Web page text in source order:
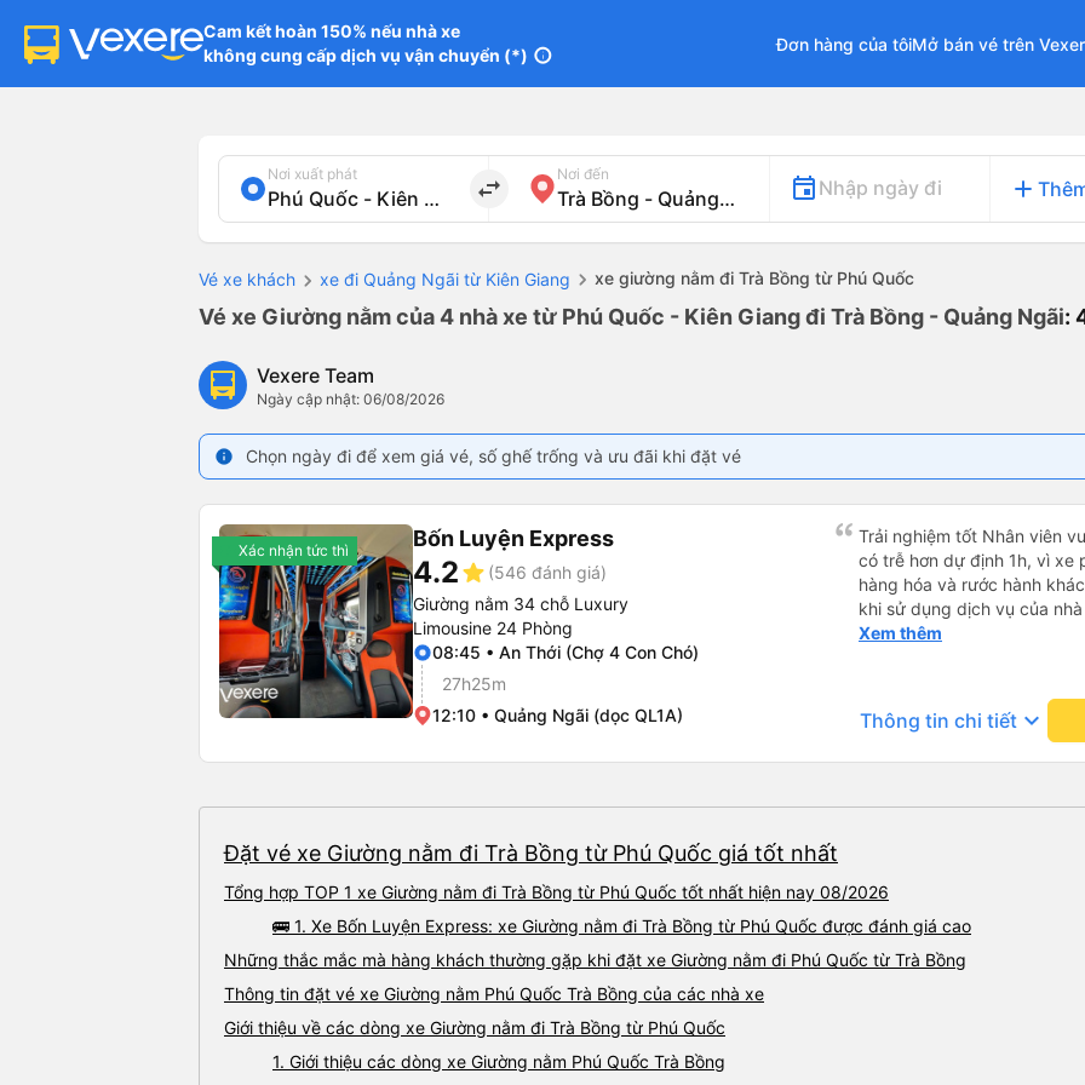
Cam kết hoàn 150% nếu nhà xe
không cung cấp dịch vụ vận chuyển (*) info
Đơn hàng của tôiMở bán vé trên
Nơi xuất phát
import_export
Nơi đến
Nhập ngày đi add
Vé xe khách xe đi Quảng Ngãi từ Kiên Giang xe giường nằm đi Trà Bồng từ Phú Quốc
Vé xe Giường nằm của 4 nhà xe từ Phú Quốc - Kiên Giang đi Trà Bồng - Quảng Ngãi:
Vexere Team
Ngày cập nhật: 06/08/2026
info Chọn ngày đi để xem giá vé, số ghế trống và ưu đãi khi đặt vé
Xác nhận tức thì Bốn Luyện Express
4.2star (546 đánh giá)
Giường nằm 34 chỗ Luxury
Limousine 24 Phòng
08:45 • An Thới (Chợ 4 Con Chó)
27h25m
12:10 • Quảng Ngãi (dọc QL1A)
Trải nghiệm tốt Nhân viên
có trễ hơn dự định 1h, vì xe
hàng hóa và rước hành
khi sử dụng dịch vụ của
thiệu cho người thân sử
Xem thêm
Thông tin chi tiết keyboard_arrow_down
Đặt vé xe Giường nằm đi Trà Bồng từ Phú Quốc giá tốt nhất
Tổng hợp TOP 1 xe Giường nằm đi Trà Bồng từ Phú Quốc tốt nhất hiện nay 08/2026
🚌 1. Xe Bốn Luyện Express: xe Giường nằm đi Trà Bồng từ Phú Quốc được đánh giá cao
Những thắc mắc mà hàng khách thường gặp khi đặt xe Giường nằm đi Phú Quốc từ Trà Bồng
Thông tin đặt vé xe Giường nằm Phú Quốc Trà Bồng của các nhà xe
Giới thiệu về các dòng xe Giường nằm đi Trà Bồng từ Phú Quốc
1. Giới thiệu các dòng xe Giường nằm Phú Quốc Trà Bồng